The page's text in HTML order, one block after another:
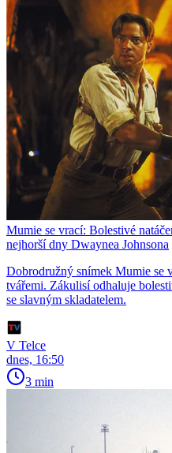
Mumie se vrací: Bolestivé
nejhorší dny Dwaynea Johnsona
Dobrodružný snímek Mumie se
tvářemi. Zákulisí odhaluje
se slavným skladatelem.
V Telce
dnes, 16:50
3 min